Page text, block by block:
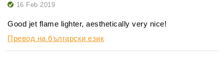
16 Feb 2019
Good jet flame lighter, aesthetically very nice!
Превод на български език